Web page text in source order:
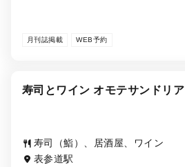
月刊誌掲載 WEB予約
寿司とワイン オモテサンドリア
寿司（鮨）、居酒屋、ワイン
表参道駅